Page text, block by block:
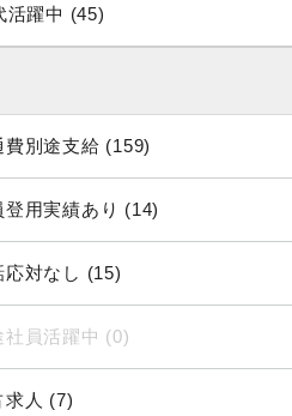
活躍中 (45)
費別途支給 (159)
登用実績あり (14)
応対なし (15)
社員活躍中 (0)
求人 (7)